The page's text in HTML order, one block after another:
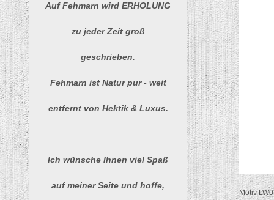
Motiv
Auf Fehmarn wird ERHOLUNG
zu jeder Zeit groß
geschrieben.
Fehmarn ist Natur pur - weit
entfernt von Hektik & Luxus.
Ich wünsche Ihnen viel Spaß
auf meiner Seite und hoffe,